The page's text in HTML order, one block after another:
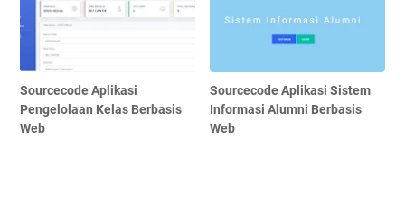
Sourcecode Aplikasi
Pengelolaan Kelas Berbasis
Web
Sourcecode Aplikasi Sistem
Informasi Alumni Berbasis
Web